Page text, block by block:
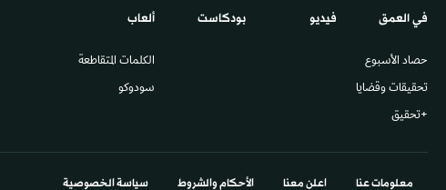
في العمق
حصاد الأسبوع
تحقيقات وقضايا
+تحقيق
فيديو بودكاست ألعاب
الكلمات المتقاطعة
سودوكو
معلومات عنا اعلن معنا الأحكام والشروط سياسة الخصوصية